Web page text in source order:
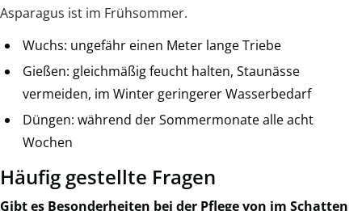
Asparagus ist im Frühsommer.
Wuchs: ungefähr einen Meter lange Triebe
Gießen: gleichmäßig feucht halten, Staunässe
vermeiden, im Winter geringerer Wasserbedarf
Düngen: während der Sommermonate alle acht
Wochen
Häufig gestellte Fragen
Gibt es Besonderheiten bei der Pflege von im Schatten